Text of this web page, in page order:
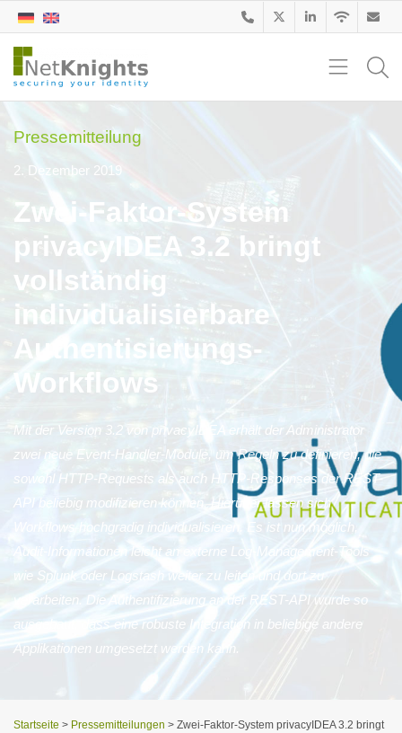
Pressemitteilung
2. Dezember 2019
Zwei-Faktor-System
privacyIDEA 3.2 bringt
vollständig
individualisierbare
Authentisierungs-
Workflows
Mit der Version 3.2 von privacyIDEA erhält der Administrator
zwei neue Event-Handler-Module, um Regeln zu definieren, die
sowohl HTTP-Requests als auch HTTP-Responses der REST-
API beliebig modifizieren können. Hierüber lassen sich
Workflows hochgradig individualisieren. Es ist nun möglich,
Audit-Informationen leicht an externe Log-Management-Tools
wie Splunk oder Logstash weiter zu leiten und dort zu
verarbeiten. Die Authentifizierung an der REST-API wurde so
ausgebaut, dass eine robuste Integration in beliebige andere
Applikationen umgesetzt werden kann.
Startseite > Pressemitteilungen > Zwei-Faktor-System privacyIDEA 3.2 bringt